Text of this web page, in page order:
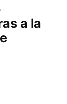
a la